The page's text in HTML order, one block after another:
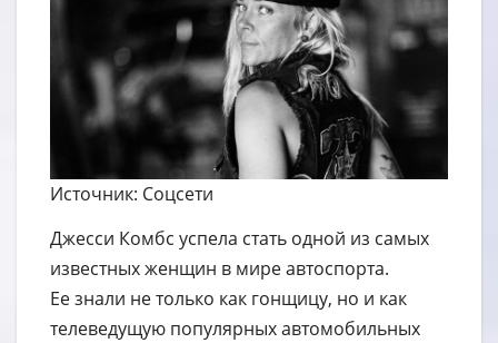
Источник: Соцсети
Джесси Комбс успела стать одной из самых
известных женщин в мире автоспорта.
Ее знали не только как гонщицу, но и как
телеведущую популярных автомобильных